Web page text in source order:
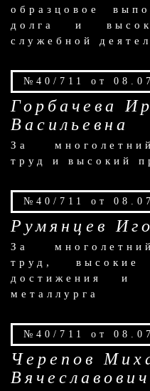
образцовое
долга и
служебной
№40/711 от
Горбачева
Васильевна
За
труд и высокий
№40/711 от
Румянцев
За
труд, высокие
достижения
металлурга
№40/711 от
Черепов
Вячеславович